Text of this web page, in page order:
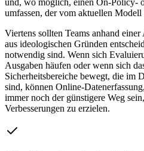
und, wo möglich, einen On-Policy-
umfassen, der vom aktuellen Modell
Viertens sollten Teams anhand
aus ideologischen Gründen
notwendig sind. Wenn sich
Ausgaben häufen oder wenn sich
Sicherheitsbereiche bewegt, die im
sind, können Online-
immer noch der günstigere Weg
Verbesserungen zu erzielen.